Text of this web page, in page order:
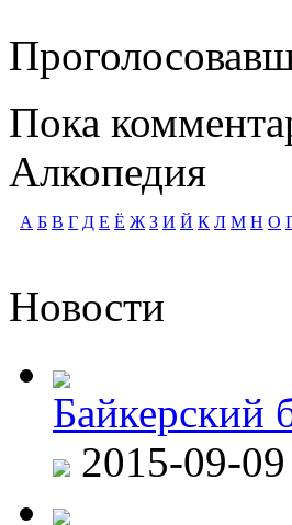
Пока
Алкопедия
А Б В Г Д Е Ё Ж З И Й К Л М Н О
Новости
Байкерский
2015-09-